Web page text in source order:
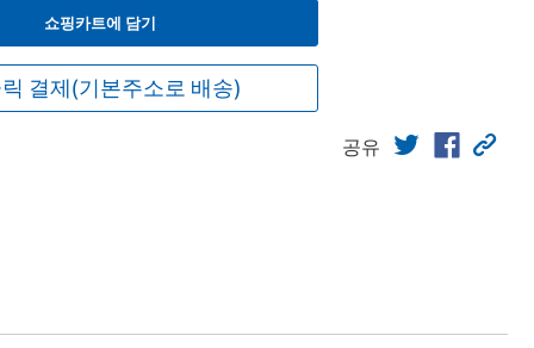
쇼핑카트에 담기
결제(기본주소로 배송)
공유